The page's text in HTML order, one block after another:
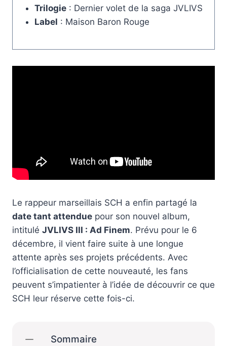
Trilogie: Dernier volet de la saga JVLIVS
Label : Maison Baron Rouge
Le rappeur marseillais SCH a enfin partagé la
date tant attendue pour son nouvel album,
intitulé JVLIVS III : Ad Finem. Prévu pour le 6
décembre, il vient faire suite à une longue
attente après ses projets précédents. Avec
l’officialisation de cette nouveauté, les fans
peuvent s’impatienter à l’idée de découvrir ce que
SCH leur réserve cette fois-ci.
Sommaire